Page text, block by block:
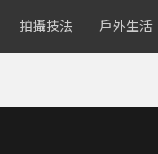
拍攝技法 戶外生活